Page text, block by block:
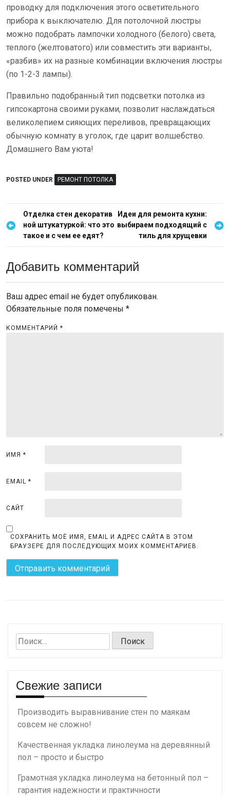
проводку для подключения этого осветительного
прибора к выключателю. Для потолочной люстры
можно подобрать лампочки холодного (белого) света,
теплого (желтоватого) или совместить эти варианты,
«разбив» их на разные комбинации включения люстры
(по 1-2-3 лампы).
Правильно подобранный тип подсветки потолка из
гипсокартона своими руками, позволит наслаждаться
великолепием сияющих переливов, превращающих
обычную комнату в уголок, где царит волшебство.
Домашнего Вам уюта!
POSTED UNDER РЕМОНТ ПОТОЛКА
а
и
г
а
ц
и
м
Отделка стен декоратив
ной штукатуркой: что это
такое и с чем ее едят?
Идеи для ремонта кухни:
выбираем подходящий с
тиль для хрущевки
Добавить комментарий
Ваш адрес email не будет опубликован.
Обязательные поля помечены *
КОММЕНТАРИЙ *
ИМЯ *
EMAIL *
САЙТ
СОХРАНИТЬ МОЁ ИМЯ, EMAIL И АДРЕС САЙТА В ЭТОМ
БРАУЗЕРЕ ДЛЯ ПОСЛЕДУЮЩИХ МОИХ КОММЕНТАРИЕВ.
Найти:
Свежие записи
Производить выравнивание стен по маякам
совсем не сложно!
Качественная укладка линолеума на деревянный
пол – просто и быстро
Грамотная укладка линолеума на бетонный пол –
гарантия надежности и практичности